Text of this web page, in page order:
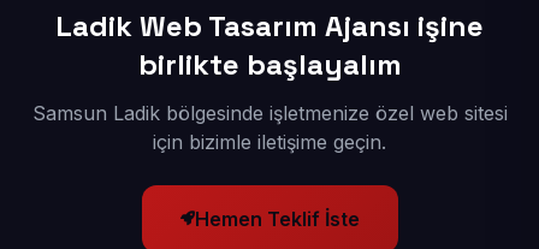
Ladik Web Tasarım Ajansı işine
birlikte başlayalım
Samsun Ladik bölgesinde işletmenize özel web sitesi
için bizimle iletişime geçin.
Hemen Teklif İste